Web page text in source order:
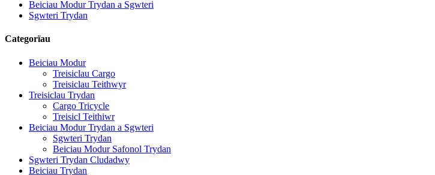
Beiciau Modur Trydan a Sgwteri
Sgwteri Trydan
Categorïau
Beiciau Modur
Treisiclau Cargo
Treisiclau Teithwyr
Treisiclau Trydan
Cargo Tricycle
Treisicl Teithiwr
Beiciau Modur Trydan a Sgwteri
Sgwteri Trydan
Beiciau Modur Safonol Trydan
Sgwteri Trydan Cludadwy
Beiciau Trydan